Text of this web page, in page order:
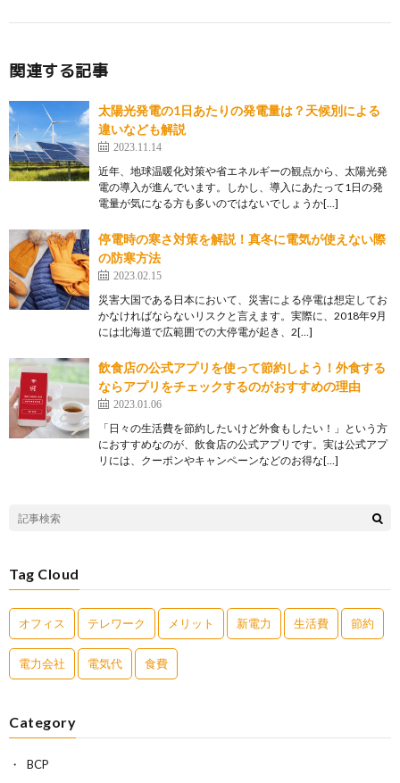
関連する記事
太陽光発電の1日あたりの発電量は？天候別による
違いなども解説
2023.11.14
近年、地球温暖化対策や省エネルギーの観点から、太陽光発
電の導入が進んでいます。しかし、導入にあたって1日の発
電量が気になる方も多いのではないでしょうか[…]
停電時の寒さ対策を解説！真冬に電気が使えない際
の防寒方法
2023.02.15
災害大国である日本において、災害による停電は想定してお
かなければならないリスクと言えます。実際に、2018年9月
には北海道で広範囲での大停電が起き、2[…]
飲食店の公式アプリを使って節約しよう！外食する
ならアプリをチェックするのがおすすめの理由
2023.01.06
「日々の生活費を節約したいけど外食もしたい！」という方
におすすめなのが、飲食店の公式アプリです。実は公式アプ
リには、クーポンやキャンペーンなどのお得な[…]
Tag Cloud
オフィス テレワーク メリット 新電力 生活費 節約
電力会社 電気代 食費
Category
BCP